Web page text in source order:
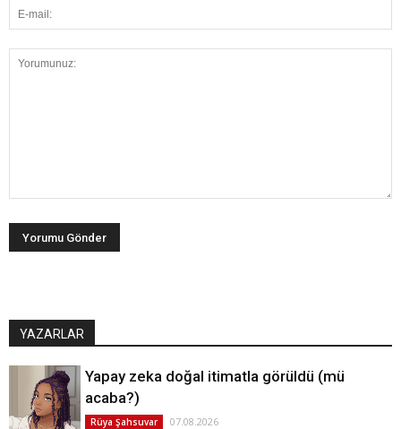
YAZARLAR
Yapay zeka doğal itimatla görüldü (mü
acaba?)
Rüya Şahsuvar 07.08.2026